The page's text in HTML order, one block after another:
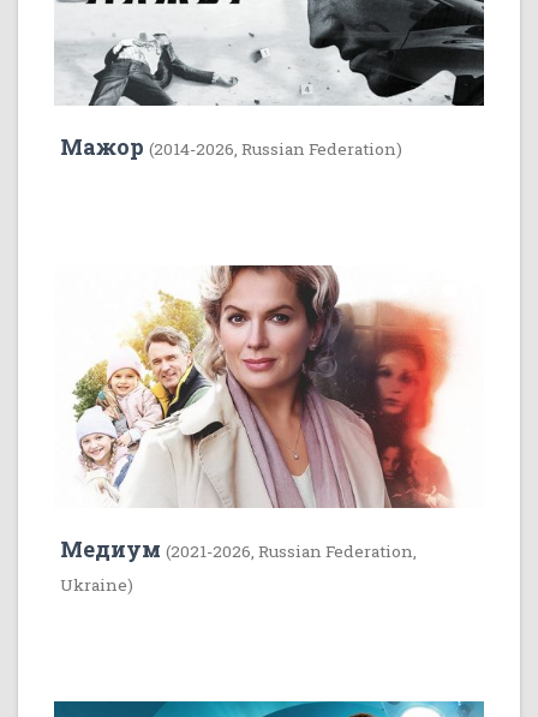
Мажор (2014-2026, Russian Federation)
Медиум (2021-2026, Russian Federation,
Ukraine)